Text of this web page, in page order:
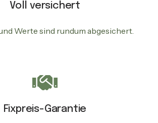
Voll versichert
Werte sind rundum abgesichert.
Fixpreis-Garantie